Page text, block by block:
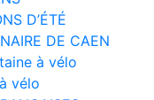
D’ÉTÉ
DE CAEN
à vélo
vélo